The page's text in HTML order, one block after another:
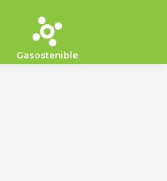
Gasostenible